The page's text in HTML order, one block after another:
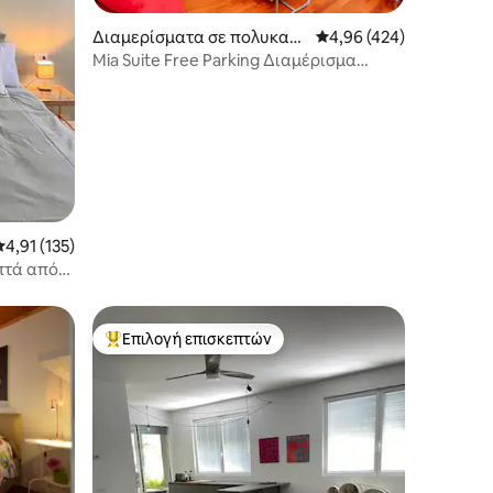
βαθμολογία: 4,91 στα 5, 135 κριτικές
4,91 (135)
από
Διαμερίσματα σε πολυκατο
ικία
Μέση βαθμολογία:
4,96 (424)
Mia Suite Free Parking Διαμέρισμα
Κορυφαία επιλογή επισκεπτών
Επιλογή επισκεπτών